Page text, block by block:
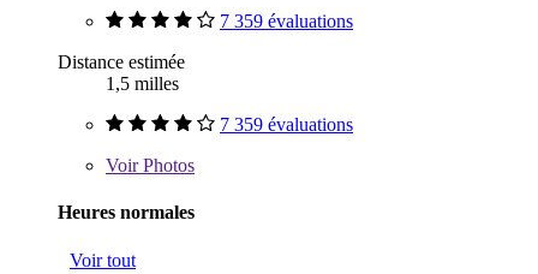
7 359 évaluations
Distance estimée
1,5 milles
7 359 évaluations
VoirPhotos
Heures normales
Voir tout